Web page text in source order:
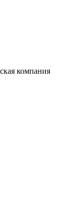
компания